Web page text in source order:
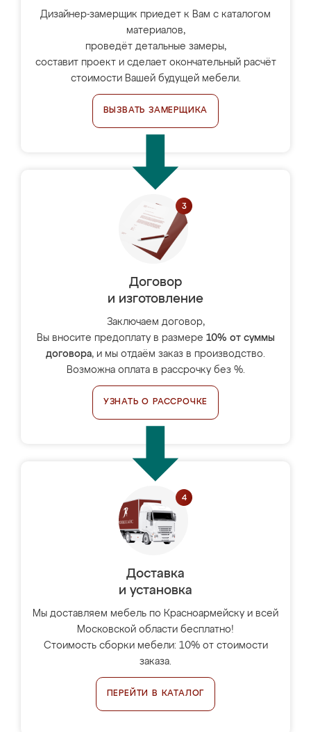
Дизайнер-замерщик приедет к Вам с каталогом
материалов,
проведёт детальные замеры,
составит проект и сделает окончательный расчёт
стоимости Вашей будущей мебели.
ВЫЗВАТЬ ЗАМЕРЩИКА
Договор
и изготовление
Заключаем договор,
Вы вносите предоплату в размере 10% от суммы
договора, и мы отдаём заказ в производство.
Возможна оплата в рассрочку без %.
УЗНАТЬ О РАССРОЧКЕ
Доставка
и установка
Мы доставляем мебель по Красноармейску и всей
Московской области бесплатно!
Стоимость сборки мебели: 10% от стоимости
заказа.
ПЕРЕЙТИ В КАТАЛОГ